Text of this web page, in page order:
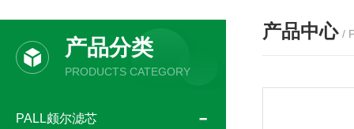
产品分类
PRODUCTS CATEGORY
PALL颇尔滤芯
产品中心 /